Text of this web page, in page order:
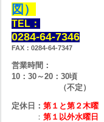
図）
TEL：
0284-64-7346
FAX：0284-64-7347
営業時間：
10：30～20：30頃
（不定）
定休日： 第１と第２木曜
： 第１以外水曜日